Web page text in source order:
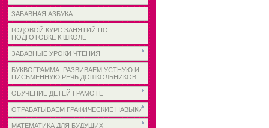
ЗАБАВНАЯ АЗБУКА
ГОДОВОЙ КУРС ЗАНЯТИЙ ПО
ПОДГОТОВКЕ К ШКОЛЕ
ЗАБАВНЫЕ УРОКИ ЧТЕНИЯ
БУКВОГРАММА. РАЗВИВАЕМ УСТНУЮ И
ПИСЬМЕННУЮ РЕЧЬ ДОШКОЛЬНИКОВ
ОБУЧЕНИЕ ДЕТЕЙ ГРАМОТЕ
ОТРАБАТЫВАЕМ ГРАФИЧЕСКИЕ НАВЫКИ
МАТЕМАТИКА ДЛЯ БУДУЩИХ